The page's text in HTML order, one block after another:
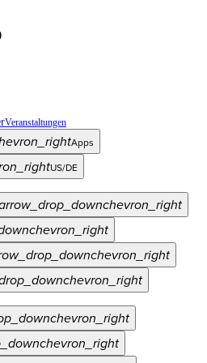
Veranstaltungen
Apps
US/DE
chevron_right
chevron_right
chevron_right
chevron_right
chevron_right
chevron_right